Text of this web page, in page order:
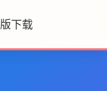
下载